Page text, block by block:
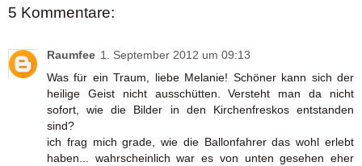
5 Kommentare:
Raumfee 1. September 2012 um 09:13
Was für ein Traum, liebe Melanie! Schöner kann sich der
heilige Geist nicht ausschütten. Versteht man da nicht
sofort, wie die Bilder in den Kirchenfreskos entstanden
sind?
ich frag mich grade, wie die Ballonfahrer das wohl erlebt
haben... wahrscheinlich war es von unten gesehen eher